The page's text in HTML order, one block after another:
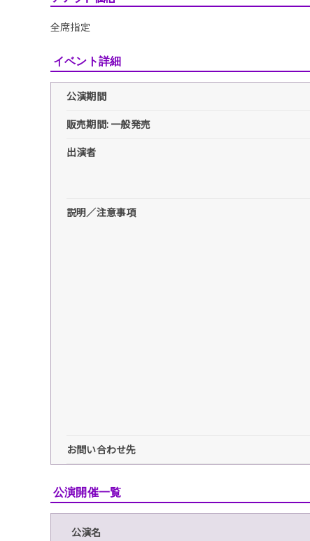
全席指定
イベント詳細
公演期間
販売期間: 一般発売
出演者
説明／注意事項
お問い合わせ先
公演開催一覧
公演名